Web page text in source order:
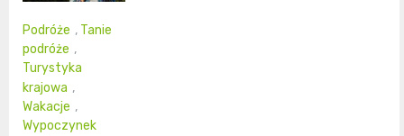
Podróże , Tanie
podróże ,
Turystyka
krajowa ,
Wakacje ,
Wypoczynek